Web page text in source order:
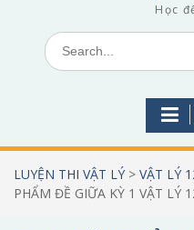
Học
Search
for:
LUYỆN THI VẬT LÝ > VẬT LÝ
PHẨM ĐỀ GIỮA KỲ 1 VẬT LÝ